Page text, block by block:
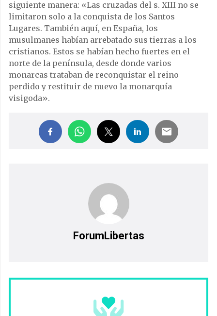
siguiente manera: «Las cruzadas del s. XIII no se
limitaron solo a la conquista de los Santos
Lugares. También aquí, en España, los
musulmanes habían arrebatado sus tierras a los
cristianos. Estos se habían hecho fuertes en el
norte de la península, desde donde varios
monarcas trataban de reconquistar el reino
perdido y restituir de nuevo la monarquía
visigoda».
ForumLibertas